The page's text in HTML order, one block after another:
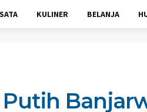
KULINER BELANJA
Putih